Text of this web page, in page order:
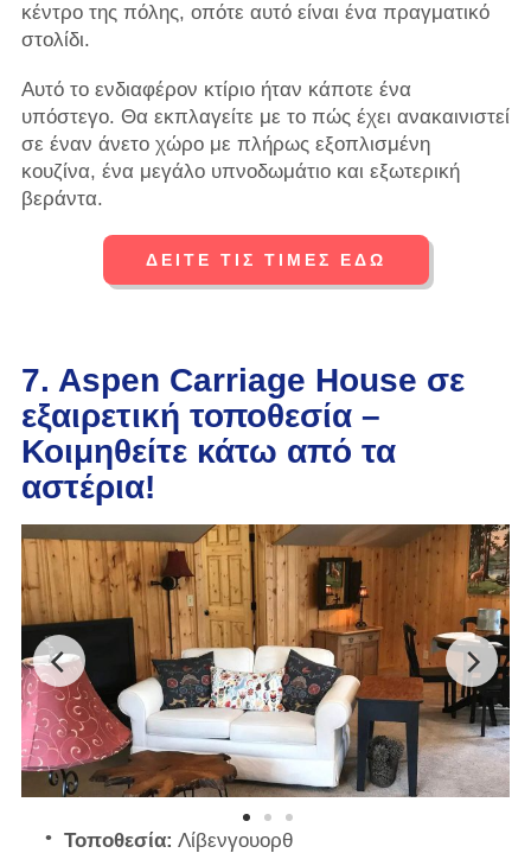
κέντρο της πόλης, οπότε αυτό είναι ένα πραγματικό
στολίδι.
Αυτό το ενδιαφέρον κτίριο ήταν κάποτε ένα
υπόστεγο. Θα εκπλαγείτε με το πώς έχει ανακαινιστεί
σε έναν άνετο χώρο με πλήρως εξοπλισμένη
κουζίνα, ένα μεγάλο υπνοδωμάτιο και εξωτερική
βεράντα.
ΔΕΙΤΕ ΤΙΣ ΤΙΜΕΣ ΕΔΩ
7. Aspen Carriage House σε
εξαιρετική τοποθεσία –
Κοιμηθείτε κάτω από τα
αστέρια!
Τοποθεσία: Λίβενγουορθ